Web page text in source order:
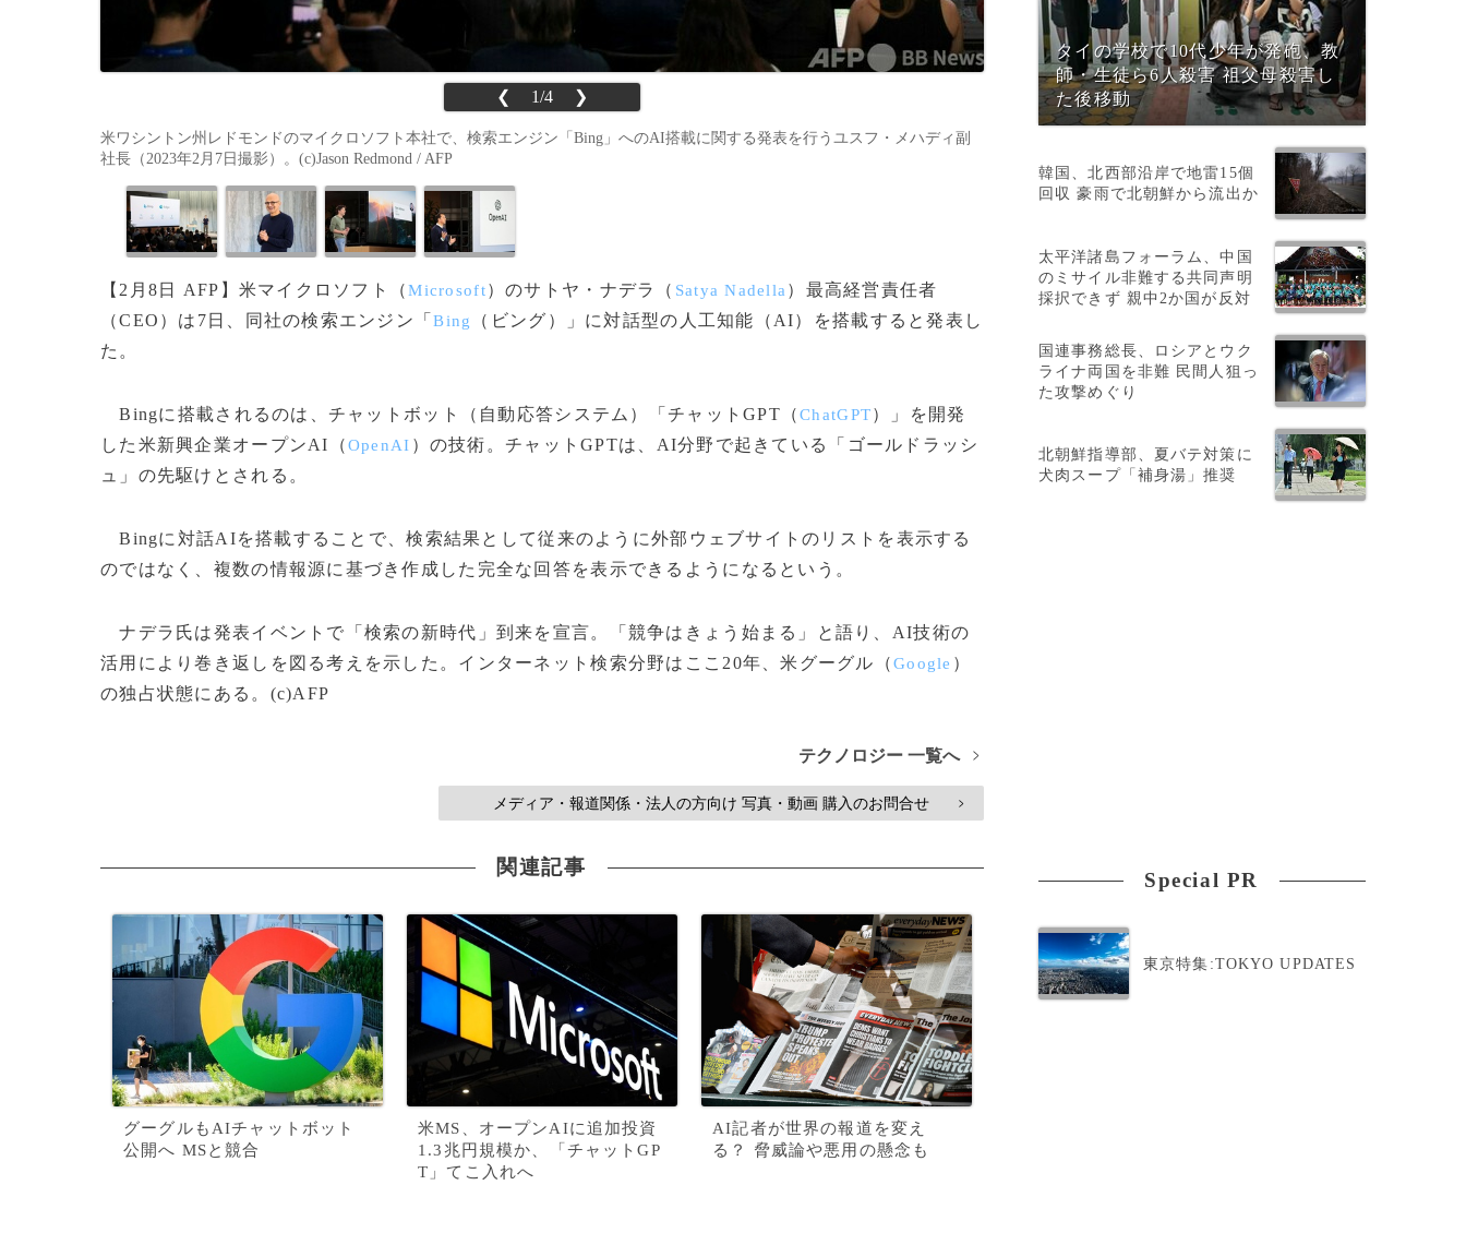
❮ 1/4 ❯
米ワシントン州レドモンドのマイクロソフト本社で、検索エンジン「Bing」へのAI搭載に関する発表を行うユスフ・メハディ副
社長（2023年2月7日撮影）。(c)Jason Redmond / AFP
【2月8日 AFP】米マイクロソフト（Microsoft）のサトヤ・ナデラ（ Satya Nadella ）最高経営責任者
（CEO）は7日、同社の検索エンジン「Bing
（ビング）」に対話型の人工知能（AI）を搭載すると発表し
た。
Bingに搭載されるのは、チャットボット（自動応答システム）「チャットGPT（ChatGPT）」を開発
した米新興企業オープンAI（OpenAI ）の技術。チャットGPTは、AI分野で起きている「ゴールドラッシ
ュ」の先駆けとされる。
Bingに対話AIを搭載することで、検索結果として従来のように外部ウェブサイトのリストを表示する
のではなく、複数の情報源に基づき作成した完全な回答を表示できるようになるという。
ナデラ氏は発表イベントで「検索の新時代」到来を宣言。「競争はきょう始まる」と語り、AI技術の
活用により巻き返しを図る考えを示した。インターネット検索分野はここ20年、米グーグル（Google ）
の独占状態にある。(c)AFP
テクノロジー 一覧へ >
メディア・報道関係・法人の方向け 写真・動画 購入のお問合せ >
関連記事
グーグルもAIチャットボット
公開へ MSと競合
米MS、オープンAIに追加投資
1.3兆円規模か、「チャットGP
T」てこ入れへ
AI記者が世界の報道を変え
る？ 脅威論や悪用の懸念も
タイの学校で10代少年が発砲、教
師・生徒ら6人殺害 祖父母殺害し
た後移動
韓国、北西部沿岸で地雷15個
回収 豪雨で北朝鮮から流出か
太平洋諸島フォーラム、中国
のミサイル非難する共同声明
採択できず 親中2か国が反対
国連事務総長、ロシアとウク
ライナ両国を非難 民間人狙っ
た攻撃めぐり
北朝鮮指導部、夏バテ対策に
犬肉スープ「補身湯」推奨
Special PR
東京特集:TOKYO UPDATES